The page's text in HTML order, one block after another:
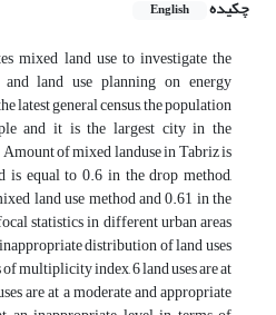
چکیده
English
mixed land use to investigate the
land use planning on energy
latest general census, the population
and it is the largest city in the
of mixed landuse in Tabriz is
is equal to 0.6 in the drop method,
land use method and 0.61 in the
statistics in different urban areas
distribution of land uses
multiplicity index, 6 land uses are at
are at a moderate and appropriate